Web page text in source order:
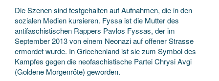
Die Szenen sind festgehalten auf Aufnahmen, die in den
sozialen Medien kursieren. Fyssa ist die Mutter des
antifaschistischen Rappers Pavlos Fyssas, der im
September 2013 von einem Neonazi auf offener Strasse
ermordet wurde. In Griechenland ist sie zum Symbol des
Kampfes gegen die neofaschistische Partei Chrysi Avgi
(Goldene Morgenröte) geworden.